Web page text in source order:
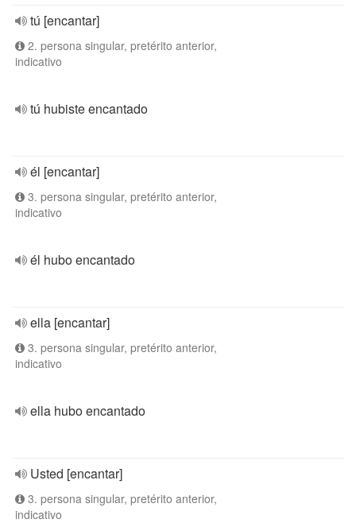
tú [encantar]
2. persona singular, pretérito anterior,
indicativo
tú hubiste encantado
él [encantar]
3. persona singular, pretérito anterior,
indicativo
él hubo encantado
ella [encantar]
3. persona singular, pretérito anterior,
indicativo
ella hubo encantado
Usted [encantar]
3. persona singular, pretérito anterior,
indicativo